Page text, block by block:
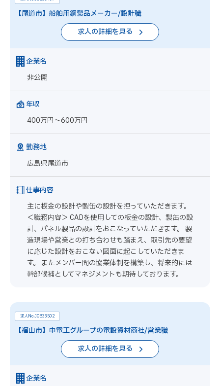
【尾道市】船舶用鋼製品メーカー/設計職
求人の詳細を見る
企業名
非公開
年収
400万円～600万円
勤務地
広島県尾道市
仕事内容
主に板金の設計や製缶の設計を担っていただきます。
＜職務内容＞ CADを使用しての板金の設計、製缶の設
計、パネル製品の設計をおこなっていただきます。 製
造現場や営業との打ち合わせも踏まえ、取引先の要望
に応じた設計をおこない図面に起こしていただきま
す。 またメンバー間の協業体制を構築し、将来的には
幹部候補としてマネジメントも期待しております。
求人No.JOB33502
【福山市】中電工グループの電設資材商社/営業職
求人の詳細を見る
企業名